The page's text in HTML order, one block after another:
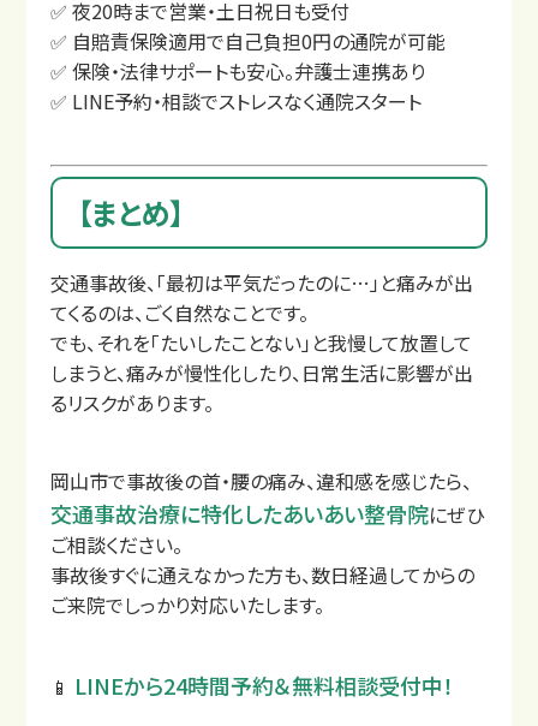
✅ 夜20時まで営業・土日祝日も受付
✅ 自賠責保険適用で自己負担0円の通院が可能
✅ 保険・法律サポートも安心。弁護士連携あり
✅ LINE予約・相談でストレスなく通院スタート
【まとめ】
交通事故後、「最初は平気だったのに…」と痛みが出
てくるのは、ごく自然なことです。
でも、それを「たいしたことない」と我慢して放置して
しまうと、痛みが慢性化したり、日常生活に影響が出
るリスクがあります。
岡山市で事故後の首・腰の痛み、違和感を感じたら、
交通事故治療に特化したあいあい整骨院にぜひ
ご相談ください。
事故後すぐに通えなかった方も、数日経過してからの
ご来院でしっかり対応いたします。
📱 LINEから24時間予約＆無料相談受付中！